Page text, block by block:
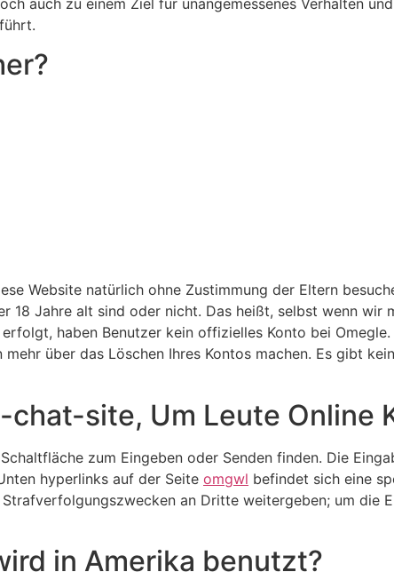
Website natürlich ohne Zustimmung der Eltern
18 Jahre alt sind oder nicht. Das heißt, selbst wenn wir
haben Benutzer kein offizielles Konto bei
mehr über das Löschen Ihres Kontos machen. Es gibt
chat-site, Um Leute Online
zum Eingeben oder Senden finden. Die
hyperlinks auf der Seite omgwl befindet sich eine
an Dritte weitergeben; um die
in Amerika benutzt?